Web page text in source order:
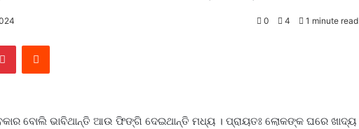
0 4 1 minute read
PinterestReddit
ବୋଲି ଭାବିଥାନ୍ତି ଆଉ ଫିଙ୍ଗି ଦେଇଥାନ୍ତି ମଧ୍ୟ । ପ୍ରାୟତଃ ଲୋକଙ୍କ ଘରେ ଖାଦ୍ୟ